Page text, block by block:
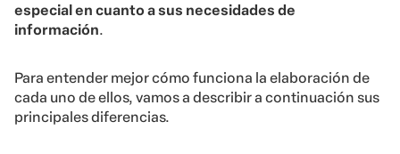
especial en cuanto a sus necesidades de
información.
Para entender mejor cómo funciona la elaboración de
cada uno de ellos, vamos a describir a continuación sus
principales diferencias.